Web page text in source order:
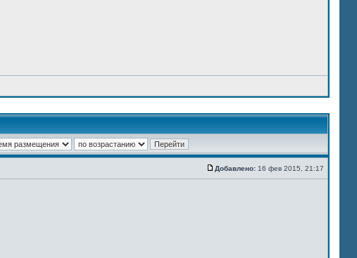
Добавлено: 16 фев 2015, 21:17